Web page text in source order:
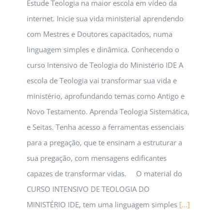
Estude Teologia na maior escola em vídeo da
internet. Inicie sua vida ministerial aprendendo
com Mestres e Doutores capacitados, numa
linguagem simples e dinâmica. Conhecendo o
curso Intensivo de Teologia do Ministério IDE A
escola de Teologia vai transformar sua vida e
ministério, aprofundando temas como Antigo e
Novo Testamento. Aprenda Teologia Sistemática,
e Seitas. Tenha acesso a ferramentas essenciais
para a pregação, que te ensinam a estruturar a
sua pregação, com mensagens edificantes
capazes de transformar vidas. O material do
CURSO INTENSIVO DE TEOLOGIA DO
MINISTÉRIO IDE, tem uma linguagem simples [...]